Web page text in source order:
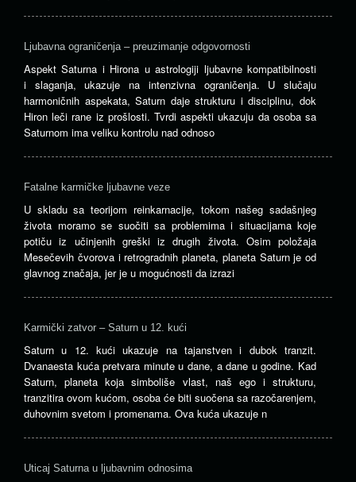
Ljubavna ograničenja – preuzimanje odgovornosti
Aspekt Saturna i Hirona u astrologiji ljubavne kompatibilnosti
i slaganja, ukazuje na intenzivna ograničenja. U slučaju
harmoničnih aspekata, Saturn daje strukturu i disciplinu, dok
Hiron leči rane iz prošlosti. Tvrdi aspekti ukazuju da osoba sa
Saturnom ima veliku kontrolu nad odnoso
Fatalne karmičke ljubavne veze
U skladu sa teorijom reinkarnacije, tokom našeg sadašnjeg
života moramo se suočiti sa problemima i situacijama koje
potiču iz učinjenih greški iz drugih života. Osim položaja
Mesečevih čvorova i retrogradnih planeta, planeta Saturn je od
glavnog značaja, jer je u mogućnosti da izrazi
Karmički zatvor – Saturn u 12. kući
Saturn u 12. kući ukazuje na tajanstven i dubok tranzit.
Dvanaesta kuća pretvara minute u dane, a dane u godine. Kad
Saturn, planeta koja simboliše vlast, naš ego i strukturu,
tranzitira ovom kućom, osoba će biti suočena sa razočarenjem,
duhovnim svetom i promenama. Ova kuća ukazuje n
Uticaj Saturna u ljubavnim odnosima